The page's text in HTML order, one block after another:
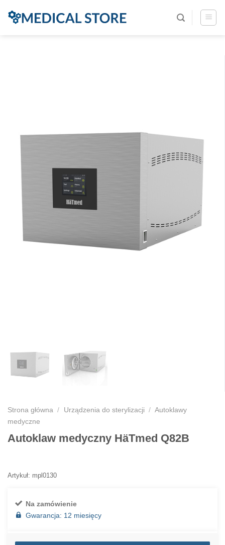
Strona główna / Urządzenia do sterylizacji / Autoklawy
medyczne
Autoklaw medyczny HäTmed Q82B
Artykuł: mpl0130
Na zamówienie
Gwarancja: 12 miesięcy